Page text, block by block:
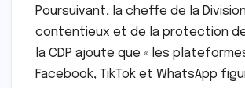
Poursuivant, la cheffe de la
contentieux et de la protection
la CDP ajoute que « les
Facebook, TikTok et WhatsApp